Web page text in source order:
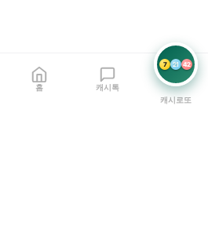
홈 캐시톡
7 21 42
캐시로또